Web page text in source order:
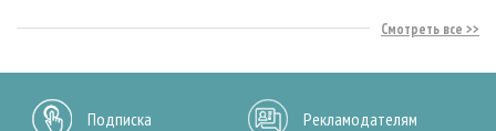
Смотреть все
Подписка Рекламодателям